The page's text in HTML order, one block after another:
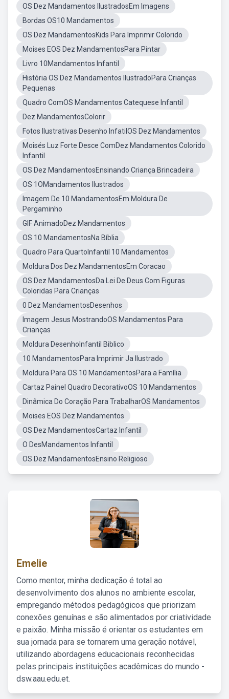
OS Dez Mandamentos IlustradosEm Imagens
Bordas OS10 Mandamentos
OS Dez MandamentosKids Para Imprimir Colorido
Moises EOS Dez MandamentosPara Pintar
Livro 10Mandamentos Infantil
História OS Dez Mandamentos IlustradoPara Crianças
Pequenas
Quadro ComOS Mandamentos Catequese Infantil
Dez MandamentosColorir
Fotos Ilustrativas Desenho InfatilOS Dez Mandamentos
Moisés Luz Forte Desce ComDez Mandamentos Colorido
Infantil
OS Dez MandamentosEnsinando Criança Brincadeira
OS 1OMandamentos Ilustrados
Imagem De 10 MandamentosEm Moldura De
Pergaminho
GIF AnimadoDez Mandamentos
OS 10 MandamentosNa Bíblia
Quadro Para QuartoInfantil 10 Mandamentos
Moldura Dos Dez MandamentosEm Coracao
OS Dez MandamentosDa Lei De Deus Com Figuras
Coloridas Para Crianças
0 Dez MandamentosDesenhos
Imagem Jesus MostrandoOS Mandamentos Para
Crianças
Moldura DesenhoInfantil Biblico
10 MandamentosPara Imprimir Ja Ilustrado
Moldura Para OS 10 MandamentosPara a Família
Cartaz Painel Quadro DecorativoOS 10 Mandamentos
Dinâmica Do Coração Para TrabalharOS Mandamentos
Moises EOS Dez Mandamentos
OS Dez MandamentosCartaz Infantil
O DesMandamentos Infantil
OS Dez MandamentosEnsino Religioso
Emelie
Como mentor, minha dedicação é total ao
desenvolvimento dos alunos no ambiente escolar,
empregando métodos pedagógicos que priorizam
conexões genuínas e são alimentados por criatividade
e paixão. Minha missão é orientar os estudantes em
sua jornada para se tornarem uma geração notável,
utilizando abordagens educacionais reconhecidas
pelas principais instituições acadêmicas do mundo -
dsw.aau.edu.et.